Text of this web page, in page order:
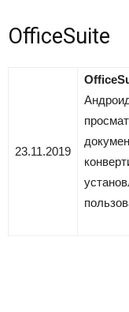
OfficeSuite
23.11.2019